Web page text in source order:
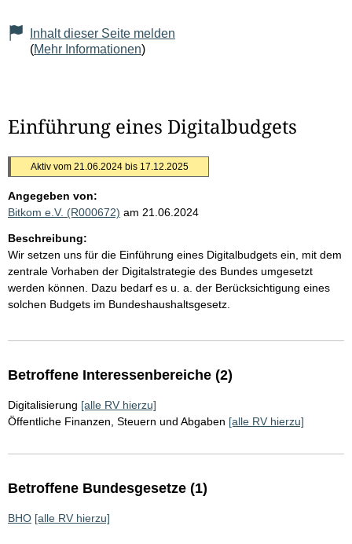
Inhalt dieser Seite melden
(Mehr Informationen)
Einführung eines Digitalbudgets
Aktiv vom 21.06.2024 bis 17.12.2025
Angegeben von:
Bitkom e.V. (R000672) am 21.06.2024
Beschreibung:
Wir setzen uns für die Einführung eines Digitalbudgets ein, mit dem
zentrale Vorhaben der Digitalstrategie des Bundes umgesetzt
werden können. Dazu bedarf es u. a. der Berücksichtigung eines
solchen Budgets im Bundeshaushaltsgesetz.
Betroffene Interessenbereiche (2)
Digitalisierung [alle RV hierzu]
Öffentliche Finanzen, Steuern und Abgaben [alle RV hierzu]
Betroffene Bundesgesetze (1)
BHO [alle RV hierzu]